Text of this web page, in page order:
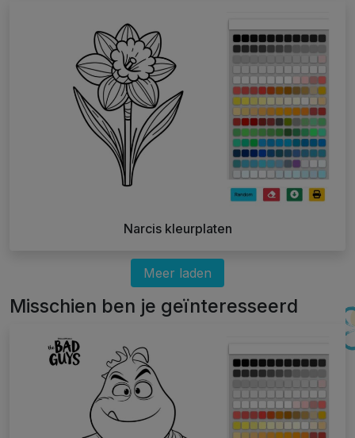
Narcis kleurplaten
Meer laden
Misschien ben je geïnteresseerd